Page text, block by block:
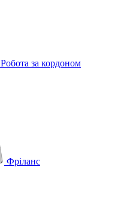
Робота за кордоном
Фріланс